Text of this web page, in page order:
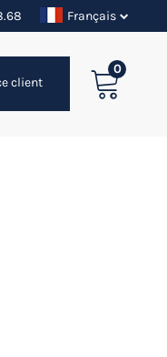
Français
client
0